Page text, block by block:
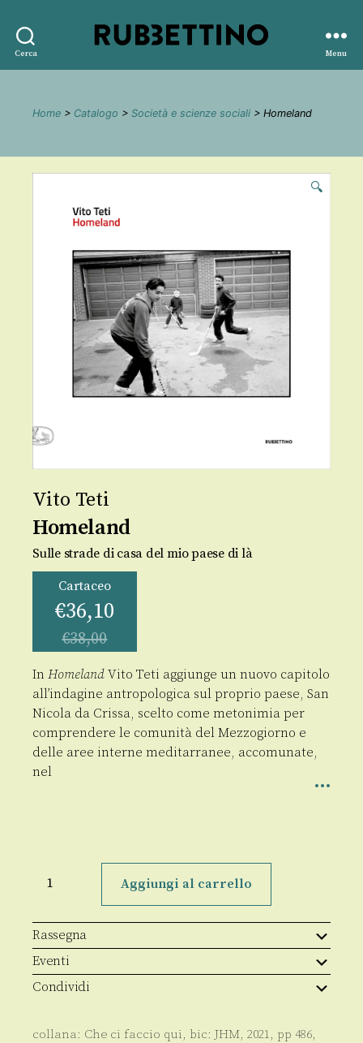
Cerca
editore
Menu
Home > Catalogo > Società e scienze sociali > Homeland
🔍
Vito Teti
Homeland
Sulle strade di casa del mio paese di là
Cartaceo
€36,10
€38,00
In Homeland Vito Teti aggiunge un nuovo capitolo
all’indagine antropologica sul proprio paese, San
Nicola da Crissa, scelto come metonimia per
comprendere le comunità del Mezzogiorno e
delle aree interne meditarranee, accomunate,
nel
quantità
Aggiungi al carrello
Rassegna
Eventi
Condividi
collana: Che ci faccio qui, bic: JHM, 2021, pp 486,